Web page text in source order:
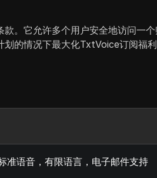
。它允许多个用户安全地访问一
的情况下最大化TxtVoice订阅福利
准语音，有限语言，电子邮件支持